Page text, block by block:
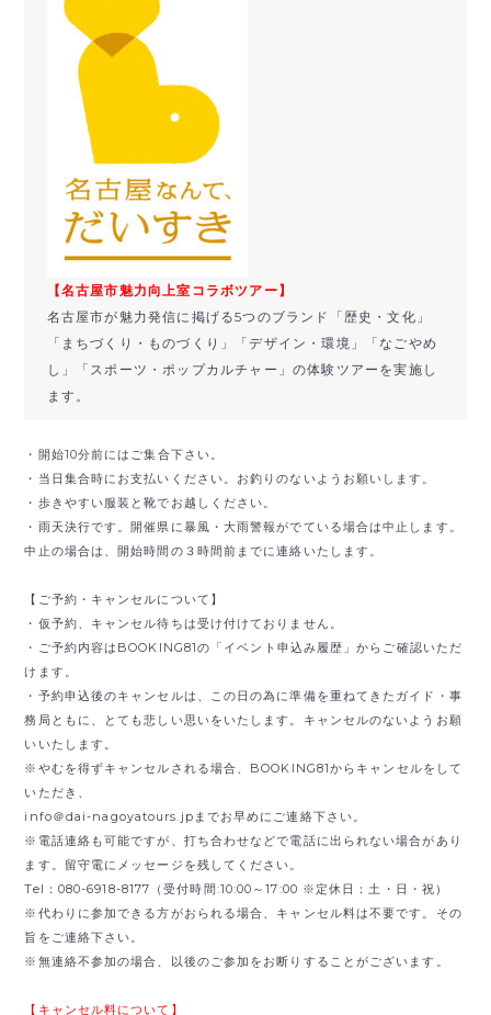
【名古屋市魅力向上室コラボツアー】
名古屋市が魅力発信に掲げる5つのブランド「歴史・文化」
「まちづくり・ものづくり」「デザイン・環境」「 なごやめ
し」「スポーツ・ポップカルチャー」の体験ツアーを実施し
ます。
・開始10分前にはご集合下さい。
・当日集合時にお支払いください。お釣りのないようお願いします。
・歩きやすい服装と靴でお越しください。
・雨天決行です。開催県に暴風・大雨警報がでている場合は中止します。
中止の場合は、開始時間の３時間前までに連絡いたします。
【ご予約・キャンセルについて】
・仮予約、キャンセル待ちは受け付けておりません。
・ご予約内容はBOOKING81の「イベント申込み履歴」からご確認いただ
けます。
・予約申込後のキャンセルは、この日の為に準備を重ねてきたガイド・事
務局ともに、とても悲しい思いをいたします。キャンセルのないようお願
いいたします。
※やむを得ずキャンセルされる場合、BOOKING81からキャンセルをして
いただき、
info＠dai-nagoyatours.jpまでお早めにご連絡下さい。
※電話連絡も可能ですが、打ち合わせなどで電話に出られない場合があり
ます。留守電にメッセージを残してください。
Tel：080-6918-8177（受付時間:10:00～17:00 ※定休日：土・日・祝）
※代わりに参加できる方がおられる場合、キャンセル料は不要です。その
旨をご連絡下さい。
※無連絡不参加の場合、以後のご参加をお断りすることがございます。
【キャンセル料について】